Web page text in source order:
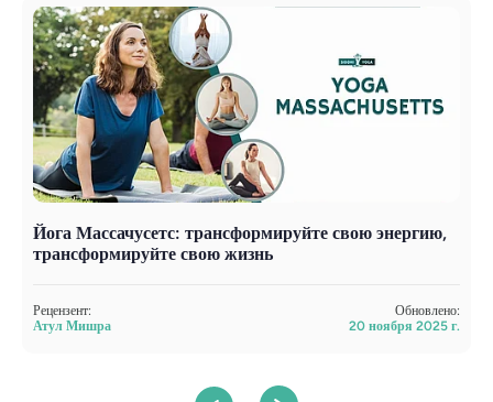
Йога Массачусетс: трансформируйте свою энергию,
трансформируйте свою жизнь
Рецензент:
Атул Мишра
Обновлено:
20 ноября 2025 г.